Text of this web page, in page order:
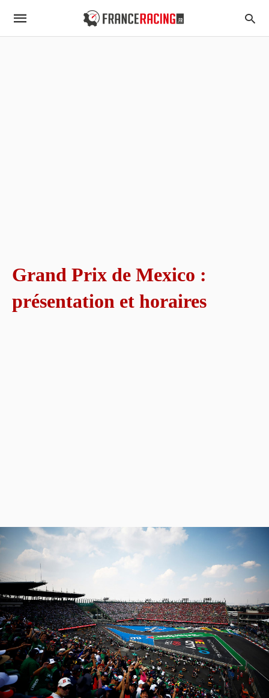
Grand Prix de Mexico :
présentation et horaires